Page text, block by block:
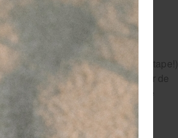
verhouding. (géén kinesiotape!)
functionaliteit garandeert. Door de
breedte afscheurbaar en door de